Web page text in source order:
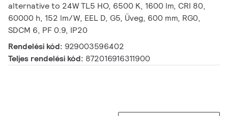
alternative to 24W TL5 HO, 6500 K, 1600 lm, CRI 80,
60000 h, 152 lm/W, EEL D, G5, Üveg, 600 mm, RG0,
SDCM 6, PF 0.9, IP20
Rendelési kód: 929003596402
Teljes rendelési kód: 872016916311900